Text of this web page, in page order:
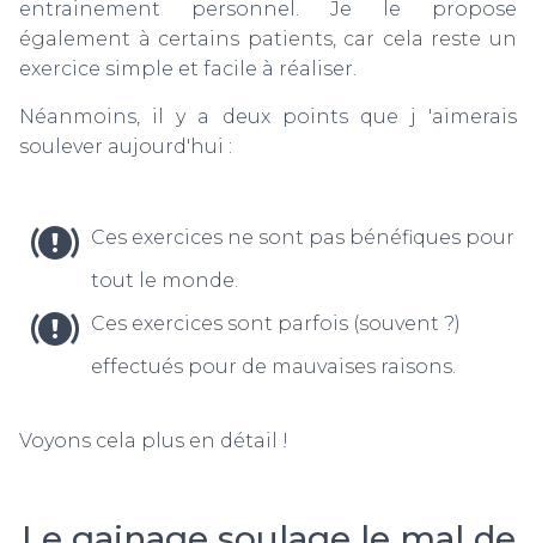
O
entrainement personnel. Je le propose
également à certains patients, car cela reste un
exercice simple et facile à réaliser.
Néanmoins, il y a deux points que j 'aimerais
soulever aujourd'hui :
Ces exercices ne sont pas bénéfiques pour
tout le monde.
Ces exercices sont parfois (souvent ?)
effectués pour de mauvaises raisons.
Voyons cela plus en détail !